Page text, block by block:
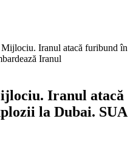
Iranul atacă furibund în
Iranul
Iranul atacă
la Dubai. SUA